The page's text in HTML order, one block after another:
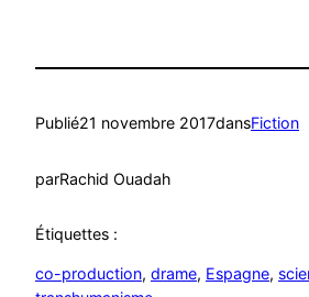
Publié21 novembre 2017dansFiction
parRachid Ouadah
Étiquettes :
co-production, drame, Espagne,